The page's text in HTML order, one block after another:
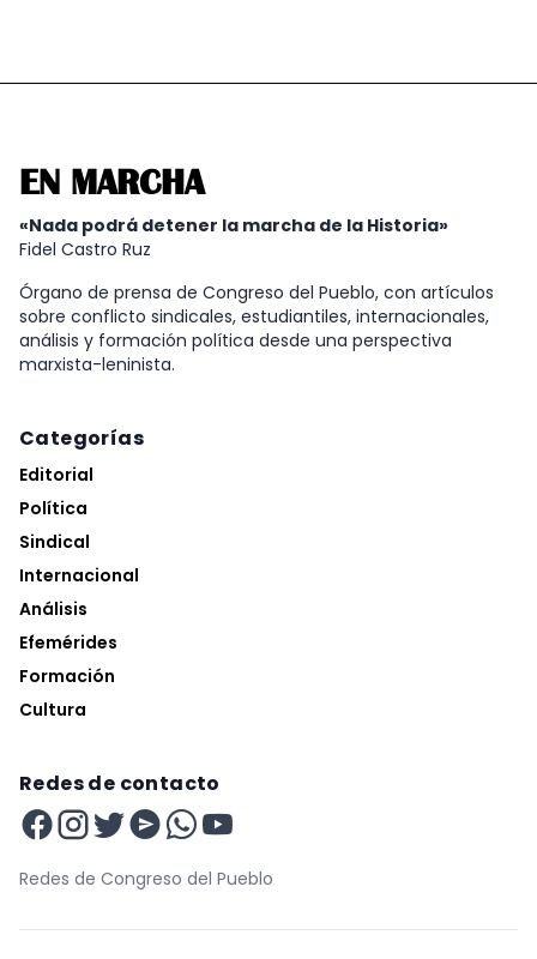
EN MARCHA
«Nada podrá detener la marcha de la Historia»
Fidel Castro Ruz
Órgano de prensa de Congreso del Pueblo, con artículos
sobre conflicto sindicales, estudiantiles, internacionales,
análisis y formación política desde una perspectiva
marxista-leninista.
Categorías
Editorial
Política
Sindical
Internacional
Análisis
Efemérides
Formación
Cultura
Redes de contacto
Redes de Congreso del Pueblo